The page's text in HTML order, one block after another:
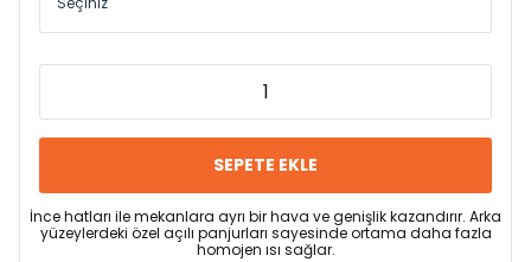
SEPETE EKLE
İnce hatları ile mekanlara ayrı bir hava ve genişlik kazandırır. Arka
yüzeylerdeki özel açılı panjurları sayesinde ortama daha fazla
homojen ısı sağlar.